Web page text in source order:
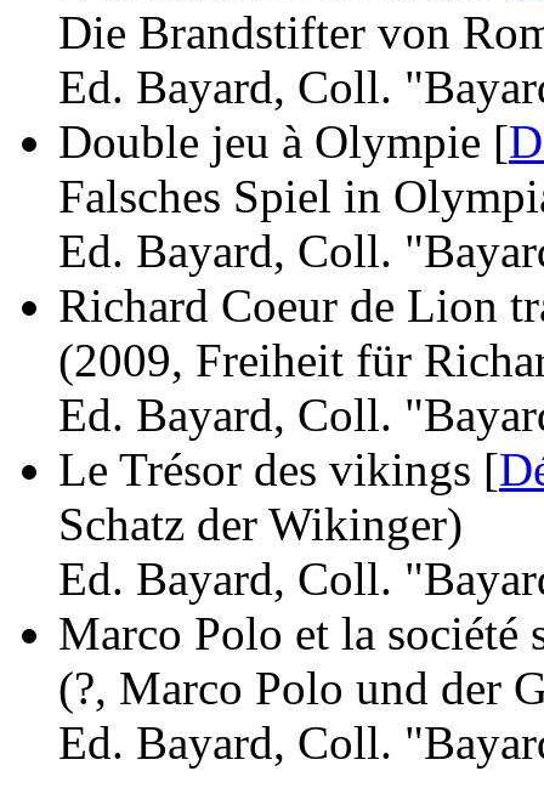
Die Brandstifter von
Ed. Bayard, Coll.
Double jeu à Olympie [
Falsches Spiel in
Ed. Bayard, Coll.
Richard Coeur de Lion
(2009, Freiheit für
Ed. Bayard, Coll.
Le Trésor des vikings [
Schatz der Wikinger)
Ed. Bayard, Coll.
Marco Polo et la société
(?, Marco Polo und der
Ed. Bayard, Coll.